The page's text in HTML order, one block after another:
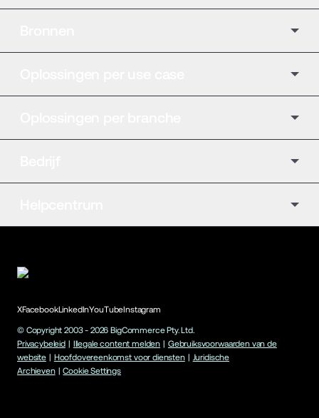
XFacebookLinkedInYouTubeInstagram
© Copyright 2003 - 2026 BigCommerce Pty. Ltd.
Privacybeleid | Illegale content melden | Gebruiksvoorwaarden van de
website | Hoofdovereenkomst voor diensten | Juridische
Archieven | Cookie Settings